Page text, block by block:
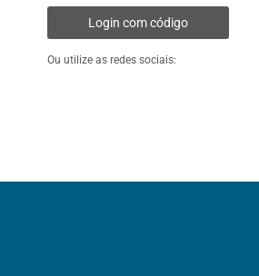
Login com código
Ou utilize as redes sociais: